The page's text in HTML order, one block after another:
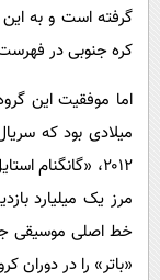
گرفته است و به
کره جنوبی در
میلادی بود که
۲۰۱۲، «گانگنام
مرز یک میلیارد
خط اصلی موسیقی
«باتر» را در دوران